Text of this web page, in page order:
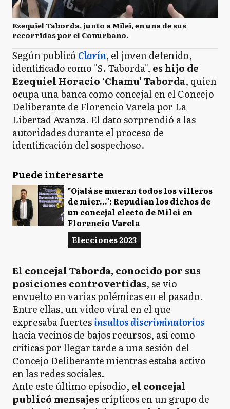
Ezequiel Taborda, junto a Milei, en una de sus
recorridas por el Conurbano.
Según publicó Clarín, el joven detenido,
identificado como "S. Taborda", es hijo de
Ezequiel Horacio ‘Chamu’ Taborda, quien
ocupa una banca como concejal en el Concejo
Deliberante de Florencio Varela por La
Libertad Avanza. El dato sorprendió a las
autoridades durante el proceso de
identificación del sospechoso.
Puede interesarte
"Ojalá se mueran todos los villeros
de mier...": Repudian los dichos de
un concejal electo de Milei en
Florencio Varela
Elecciones 2023
El concejal Taborda, conocido por sus
posiciones controvertidas, se vio
envuelto en varias polémicas en el pasado.
Entre ellas, un video viral en el que
expresaba fuertesinsultos discriminatorios
hacia vecinos de bajos recursos, así como
críticas por llegar tarde a una sesión del
Concejo Deliberante mientras estaba activo
en las redes sociales.
Ante este último episodio, el concejal
publicó mensajes crípticos en un grupo de